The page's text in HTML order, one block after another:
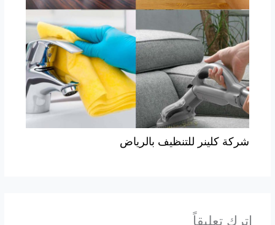
شركة كلينر للتنظيف بالرياض
اترك تعليقاً